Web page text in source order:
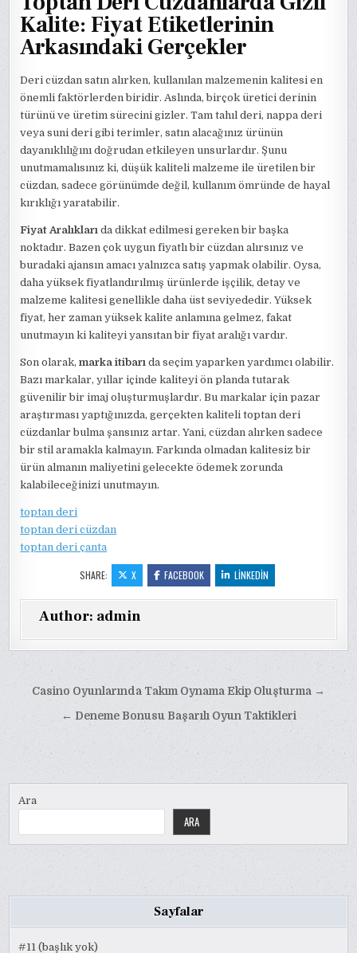
Kalite: Fiyat Etiketlerinin
Arkasındaki Gerçekler
Deri cüzdan satın alırken, kullanılan malzemenin kalitesi en
önemli faktörlerden biridir. Aslında, birçok üretici derinin
türünü ve üretim sürecini gizler. Tam tahıl deri, nappa deri
veya suni deri gibi terimler, satın alacağınız ürünün
dayanıklılığını doğrudan etkileyen unsurlardır. Şunu
unutmamalısınız ki, düşük kaliteli malzeme ile üretilen bir
cüzdan, sadece görünümde değil, kullanım ömründe de hayal
kırıklığı yaratabilir.
Fiyat Aralıkları da dikkat edilmesi gereken bir başka
noktadır. Bazen çok uygun fiyatlı bir cüzdan alırsınız ve
buradaki ajansın amacı yalnızca satış yapmak olabilir. Oysa,
daha yüksek fiyatlandırılmış ürünlerde işçilik, detay ve
malzeme kalitesi genellikle daha üst seviyededir. Yüksek
fiyat, her zaman yüksek kalite anlamına gelmez, fakat
unutmayın ki kaliteyi yansıtan bir fiyat aralığı vardır.
Son olarak,marka itibarı da seçim yaparken yardımcı olabilir.
Bazı markalar, yıllar içinde kaliteyi ön planda tutarak
güvenilir bir imaj oluşturmuşlardır. Bu markalar için pazar
araştırması yaptığınızda, gerçekten kaliteli toptan deri
cüzdanlar bulma şansınız artar. Yani, cüzdan alırken sadece
bir stil aramakla kalmayın. Farkında olmadan kalitesiz bir
ürün almanın maliyetini gelecekte ödemek zorunda
kalabileceğinizi unutmayın.
toptan deri
toptan deri cüzdan
toptan deri çanta
SHARE: X FACEBOOK LINKEDIN
Author: admin
Yazı
gezinmesi
Casino Oyunlarında Takım Oynama Ekip Oluşturma →
← Deneme Bonusu Başarılı Oyun Taktikleri
Ara
ARA
Sayfalar
#11 (başlık yok)